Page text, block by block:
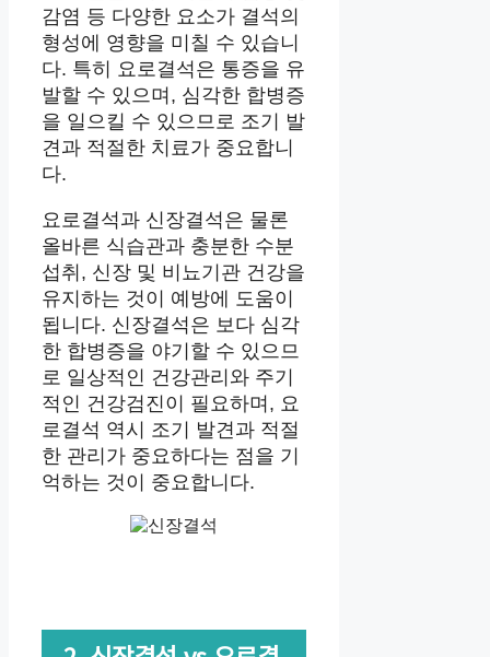
감염 등 다양한 요소가 결석의
형성에 영향을 미칠 수 있습니
다. 특히 요로결석은 통증을 유
발할 수 있으며, 심각한 합병증
을 일으킬 수 있으므로 조기 발
견과 적절한 치료가 중요합니
다.
요로결석과 신장결석은 물론
올바른 식습관과 충분한 수분
섭취, 신장 및 비뇨기관 건강을
유지하는 것이 예방에 도움이
됩니다. 신장결석은 보다 심각
한 합병증을 야기할 수 있으므
로 일상적인 건강관리와 주기
적인 건강검진이 필요하며, 요
로결석 역시 조기 발견과 적절
한 관리가 중요하다는 점을 기
억하는 것이 중요합니다.